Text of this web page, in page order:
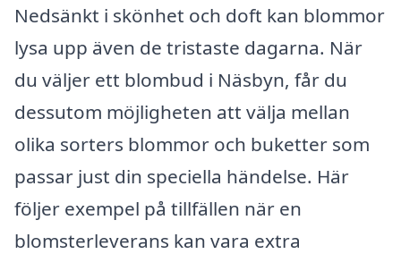
Nedsänkt i skönhet och doft kan blommor
lysa upp även de tristaste dagarna. När
du väljer ett blombud i Näsbyn, får du
dessutom möjligheten att välja mellan
olika sorters blommor och buketter som
passar just din speciella händelse. Här
följer exempel på tillfällen när en
blomsterleverans kan vara extra